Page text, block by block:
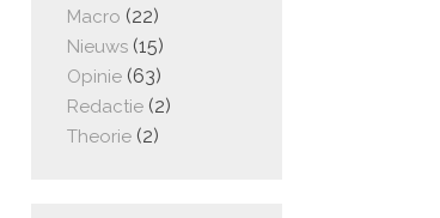
Macro (22)
Nieuws (15)
Opinie (63)
Redactie (2)
Theorie (2)